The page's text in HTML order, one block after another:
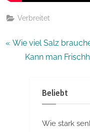
Verbreitet
P
Wie viel Salz
N
Kann man
Beliebt
Wie stark